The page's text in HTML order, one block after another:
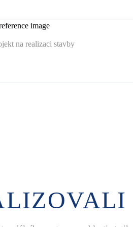
na realizaci stavby